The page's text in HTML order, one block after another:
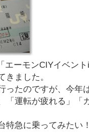
エーモンCIYイベン
きました。
ったのですが、今年
「運転が疲れる」「
特急に乗ってみたい